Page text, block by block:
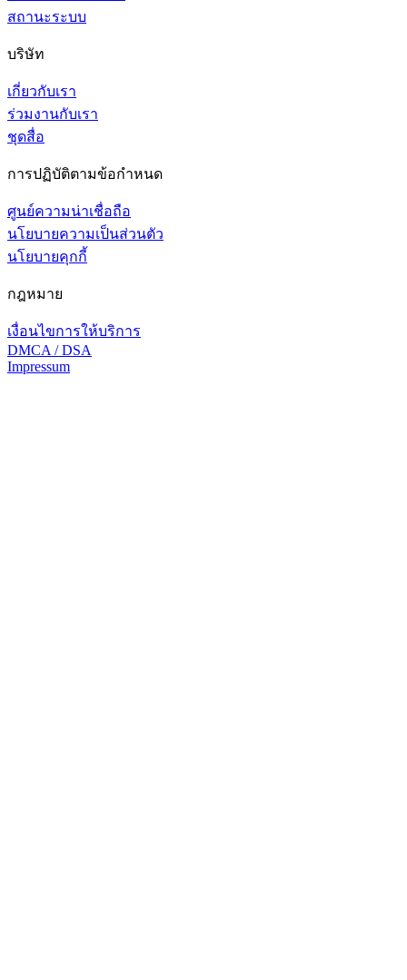
สถานะระบบ
บริษัท
เกี่ยวกับเรา
ร่วมงานกับเรา
ชุดสื่อ
การปฏิบัติตามข้อกำหนด
ศูนย์ความน่าเชื่อถือ
นโยบายความเป็นส่วนตัว
นโยบายคุกกี้
กฎหมาย
เงื่อนไขการให้บริการ
DMCA / DSA
Impressum